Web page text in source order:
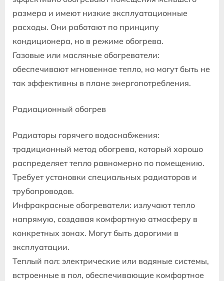
размера и имеют низкие эксплуатационные
расходы. Они работают по принципу
кондиционера, но в режиме обогрева.
Газовые или масляные обогреватели:
обеспечивают мгновенное тепло, но могут быть не
так эффективны в плане энергопотребления.
Радиационный обогрев
Радиаторы горячего водоснабжения:
традиционный метод обогрева, который хорошо
распределяет тепло равномерно по помещению.
Требует установки специальных радиаторов и
трубопроводов.
Инфракрасные обогреватели: излучают тепло
напрямую, создавая комфортную атмосферу в
конкретных зонах. Могут быть дорогими в
эксплуатации.
Теплый пол: электрические или водяные системы,
встроенные в пол, обеспечивающие комфортное